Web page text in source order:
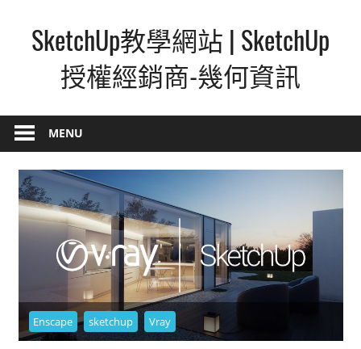
contentSketchUp教學網站 | SketchUp
授權經銷商-幾何資訊
–
最
直
覺
的
設
人
人
MENU
Enscape sketchup Vray